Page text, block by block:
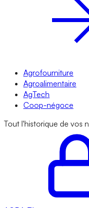
Agrofourniture
Agroalimentaire
AgTech
Coop-négoce
Tout l'historique de vos